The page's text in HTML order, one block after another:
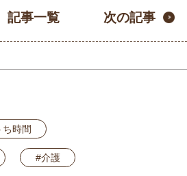
記事一覧 次の記事
時間
#介護